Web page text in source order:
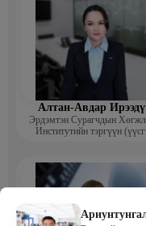
Алтан-Авдар
Эрдэмтэн Сурагчдын
Институтийн тэргүүн